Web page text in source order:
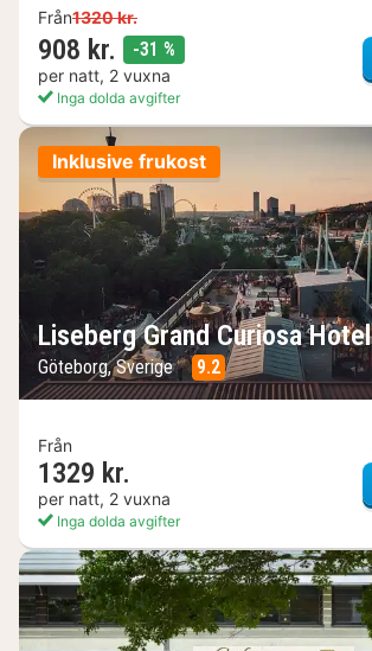
Från1320 kr.
908 kr. -31 %
per natt, 2 vuxna
Inga dolda avgifter
Inklusive frukost
Liseberg Grand Curiosa Hotel
Göteborg, Sverige 9.2
Från
1329 kr.
per natt, 2 vuxna
Inga dolda avgifter